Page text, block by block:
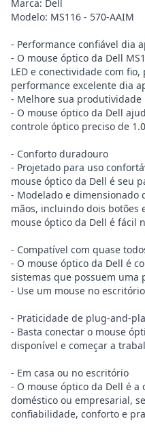
Marca: Dell
Modelo: MS116 - 570-AAIM
- Performance confiável dia
- O mouse óptico da Dell
LED e conectividade com
performance excelente dia
- Melhore sua produtividade
- O mouse óptico da Dell
controle óptico preciso de
- Conforto duradouro
- Projetado para uso
mouse óptico da Dell é seu
- Modelado e dimensionado
mãos, incluindo dois botões
mouse óptico da Dell é fácil
- Compatível com quase
- O mouse óptico da Dell é
sistemas que possuem uma
- Use um mouse no
- Praticidade de plug-and-
- Basta conectar o mouse
disponível e começar a
- Em casa ou no escritório
- O mouse óptico da Dell é
doméstico ou empresarial,
confiabilidade, conforto e